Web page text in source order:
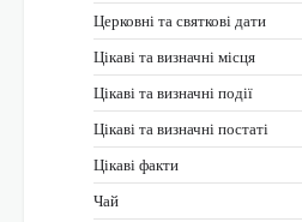
Церковні та святкові дати
Цікаві та визначні місця
Цікаві та визначні події
Цікаві та визначні постаті
Цікаві факти
Чай